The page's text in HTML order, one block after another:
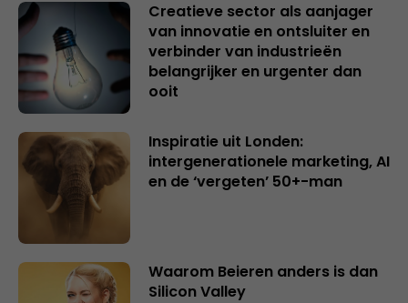
Creatieve sector als aanjager
van innovatie en ontsluiter en
verbinder van industrieën
belangrijker en urgenter dan
ooit
Inspiratie uit Londen:
intergenerationele marketing, AI
en de ‘vergeten’ 50+-man
Waarom Beieren anders is dan
Silicon Valley